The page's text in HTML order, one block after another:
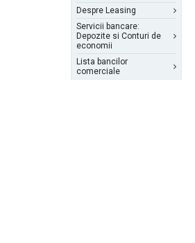
Despre Leasing
Servicii bancare:
Depozite si Conturi de
economii
Lista bancilor
comerciale